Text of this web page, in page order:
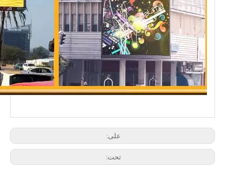
على:
تحت: